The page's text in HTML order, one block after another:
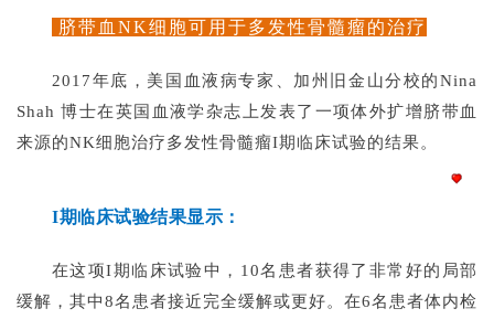
活
动
我
脐带血NK细胞可用于多发性骨髓瘤的治疗
2017年底，美国血液病专家、加州旧金山分校的Nina
Shah 博士在英国血液学杂志上发表了一项体外扩增脐带血
来源的NK细胞治疗多发性骨髓瘤I期临床试验的结果。
I期临床试验结果显示：
在这项I期临床试验中，10名患者获得了非常好的 局部
缓解，其中8名患者接近完全缓解或更好。在6名患者体内检